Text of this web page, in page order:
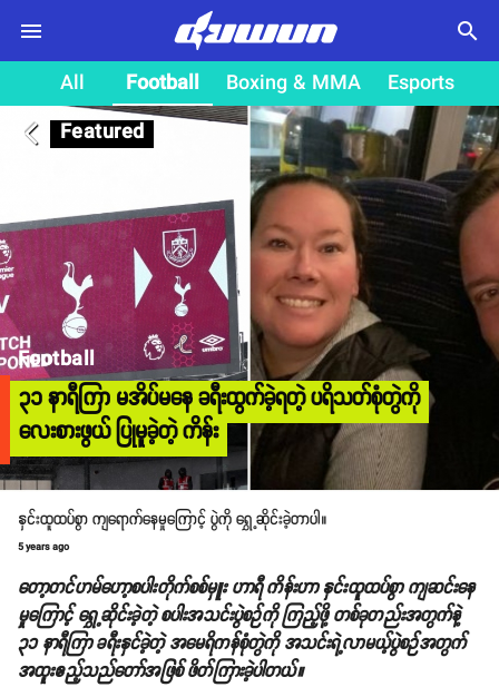
search
All Football Boxing & MMA
Esports
Featured
arrow_back_ios
Football
၃၁ နာရီကြာ မအိပ်မနေ ခရီးထွက်ခဲ့ရတဲ့ ပရိသတ်စုံတွဲကို
လေးစားဖွယ် ပြုမူခဲ့တဲ့ ကိန်း
နှင်းထူထပ်စွာ ကျရောက်နေမှုကြောင့် ပွဲကို ရွှေ့ဆိုင်းခဲ့တာပါ။
5 years ago
တော့တင်ဟမ်ဟော့စပါးတိုက်စစ်မှူး ဟာရီ ကိန်းဟာ နှင်းထူထပ်စွာ ကျဆင်းနေ
မှုကြောင့် ရွှေ့ဆိုင်းခဲ့တဲ့ စပါးအသင်းပွဲစဉ်ကို ကြည့်ဖို့ တစ်ခုတည်းအတွက်နဲ့
၃၁ နာရီကြာ ခရီးနှင်ခဲ့တဲ့ အမေရိကန်စုံတွဲကို အသင်းရဲ့လာမယ့်ပွဲစဉ်အတွက်
အထူးဧည့်သည်တော်အဖြစ် ဖိတ်ကြားခဲ့ပါတယ်။